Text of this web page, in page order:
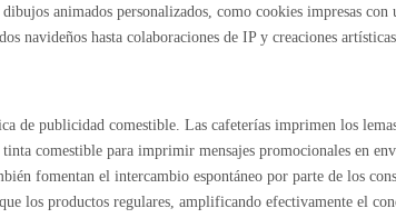
animados personalizados, como cookies impresas
navideños hasta colaboraciones de IP y creaciones
de publicidad comestible. Las cafeterías imprimen los
comestible para imprimir mensajes promocionales en
fomentan el intercambio espontáneo por parte de los
los productos regulares, amplificando efectivamente el